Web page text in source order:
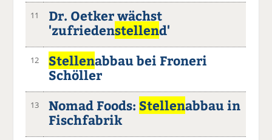
11
Dr. Oetker wächst
'zufriedenstellend'
12 Stellenabbau bei Froneri
Schöller
13 Nomad Foods: Stellenabbau in
Fischfabrik